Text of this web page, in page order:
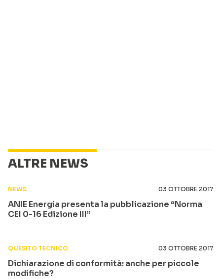
ALTRE NEWS
NEWS 03 OTTOBRE 2017
ANIE Energia presenta la pubblicazione “Norma
CEI 0-16 Edizione III”
QUESITO TECNICO 03 OTTOBRE 2017
Dichiarazione di conformità: anche per piccole
modifiche?